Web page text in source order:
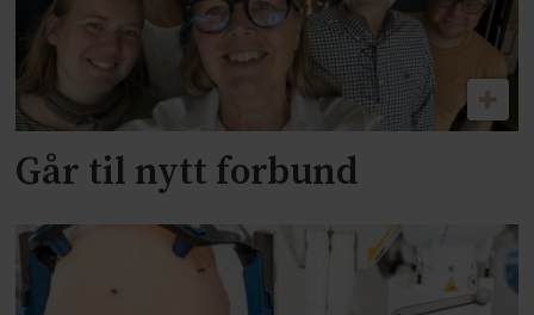
Går til nytt forbund